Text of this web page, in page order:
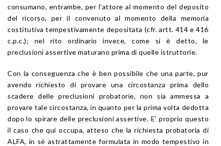
consumano, entrambe, per l’attore al momento del deposito
del ricorso, per il convenuto al momento della memoria
costitutiva tempestivamente depositata (cfr. artt. 414 e 416
c.p.c.); nel rito ordinario invece, come si è detto, le
preclusioni assertive maturano prima di quelle istruttorie.
Con la conseguenza che è ben possibile che una parte, pur
avendo richiesto di provare una circostanza prima dello
scadere delle preclusioni probatorie, non sia ammessa a
provare tale circostanza, in quanto per la prima volta dedotta
dopo lo spirare delle preclusioni assertive. E’ proprio questo
il caso che qui occupa, atteso che la richiesta probatoria di
ALFA, in sé astrattamente formulata in modo tempestivo in